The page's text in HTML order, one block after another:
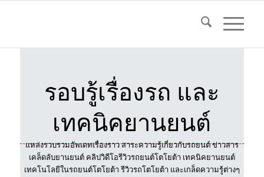
รอบรู้เรื่องรถ และ
เทคนิคยานยนต์
แหล่งรวบรวมอัพเดทเรื่องราว สาระความรู้เกี่ยวกับรถยนต์ ข่าวสาร
เคล็ดลับยานยนต์ คลิปวิดีโอรีวิวรถยนต์โตโยต้า เทคนิคยานยนต์
เทคโนโลยีในรถยนต์โตโยต้า รีวิวรถโตโยต้า และเกล็ดความรู้ต่างๆ